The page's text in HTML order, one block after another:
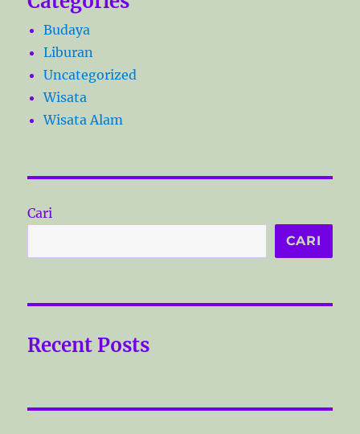
Budaya
Liburan
Uncategorized
Wisata
Wisata Alam
Cari
CARI
Recent Posts